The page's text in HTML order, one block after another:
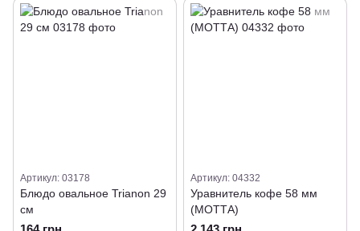
Артикул: 03178
Блюдо овальное Trianon 29
см
Артикул: 04332
Уравнитель кофе 58 мм
(МОТТА)